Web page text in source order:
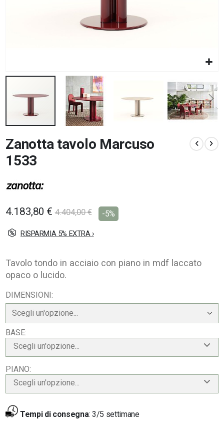
all'inizio
della
galleria
immagini
Zanotta tavolo Marcuso
1533
4.183,80 € 4.404,00 € -5%
RISPARMIA 5% EXTRA ›
Tavolo tondo in acciaio con piano in mdf laccato
opaco o lucido.
DIMENSIONI
BASE
Scegli un'opzione...
PIANO
Scegli un'opzione...
Tempi di consegna: 3/5 settimane